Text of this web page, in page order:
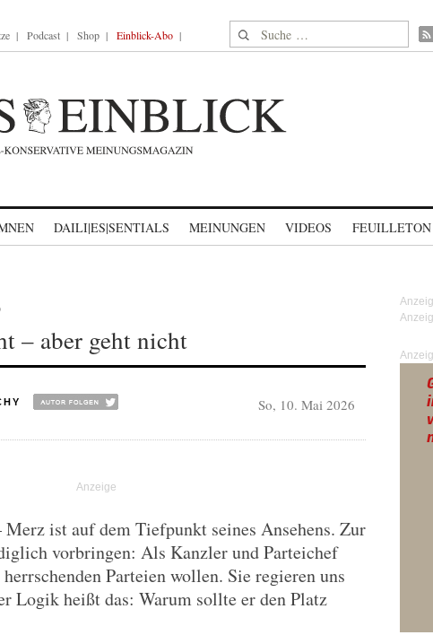
Podcast Shop Einblick-Abo Suche nach:
DAILI|ES|SENTIALS MEINUNGEN VIDEOS FEUILLETON
– aber geht nicht
So, 10. Mai 2026
ist auf dem Tiefpunkt seines Ansehens. Zur
vorbringen: Als Kanzler und Parteichef
Parteien wollen. Sie regieren uns
Logik heißt das: Warum sollte er den Platz